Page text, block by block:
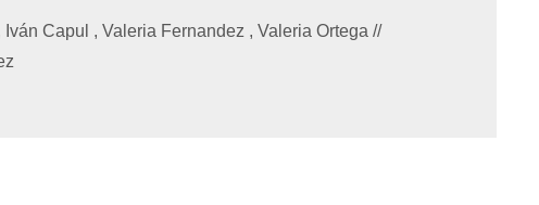
Iván Capul , Valeria Fernandez , Valeria Ortega//